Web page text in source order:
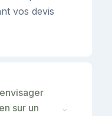
vos devis
sur un
⌄